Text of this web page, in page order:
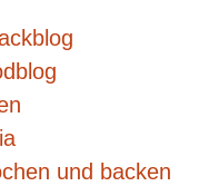
und backen